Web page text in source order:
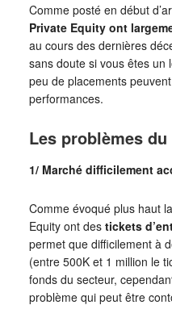
Comme posté en début
Private Equity ont
au cours des dernières
sans doute si vous êtes un
peu de placements
performances.
Les problèmes
1/ Marché difficilement
Comme évoqué plus haut
Equity ont des tickets
permet que difficilement à
(entre 500K et 1 million le
fonds du secteur,
problème qui peut être